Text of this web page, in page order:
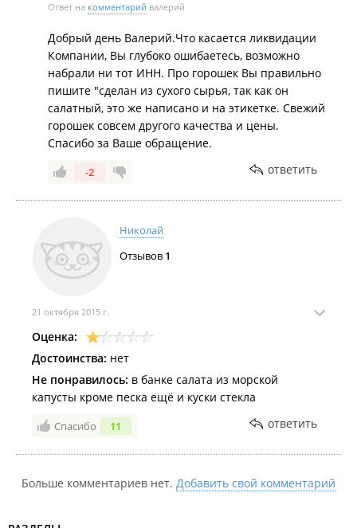
Ответ на комментарий валерий
Добрый день Валерий.Что касается ликвидации
Компании, Вы глубоко ошибаетесь, возможно
набрали ни тот ИНН. Про горошек Вы правильно
пишите "сделан из сухого сырья, так как он
салатный, это же написано и на этикетке. Свежий
горошек совсем другого качества и цены.
Спасибо за Ваше обращение.
-2 ответить
Николай
Отзывов 1
21 октября 2015 г.
Оценка:
Достоинства: нет
Не понравилось: в банке салата из морской
капусты кроме песка ещё и куски стекла
Спасибо 11 ответить
Больше комментариев нет. Добавить свой комментарий